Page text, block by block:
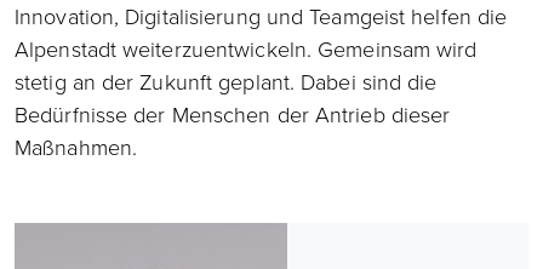
Innovation, Digitalisierung und Teamgeist helfen die
Alpenstadt weiterzuentwickeln. Gemeinsam wird
stetig an der Zukunft geplant. Dabei sind die
Bedürfnisse der Menschen der Antrieb dieser
Maßnahmen.